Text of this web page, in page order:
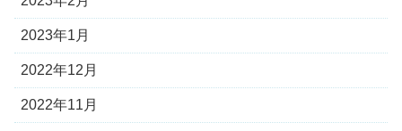
2023年1月
2022年12月
2022年11月